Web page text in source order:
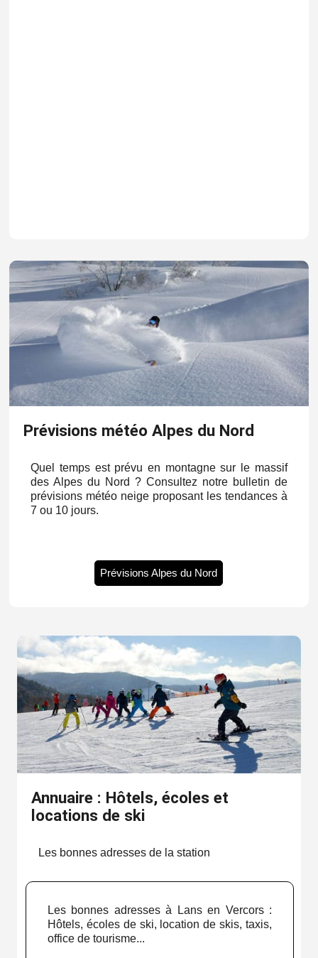
Prévisions météo Alpes du Nord
Quel temps est prévu en montagne sur le massif
des Alpes du Nord ? Consultez notre bulletin de
prévisions météo neige proposant les tendances à
7 ou 10 jours.
Prévisions Alpes du Nord
Annuaire : Hôtels, écoles et
locations de ski
Les bonnes adresses de la station
Les bonnes adresses à Lans en Vercors :
Hôtels, écoles de ski, location de skis, taxis,
office de tourisme...